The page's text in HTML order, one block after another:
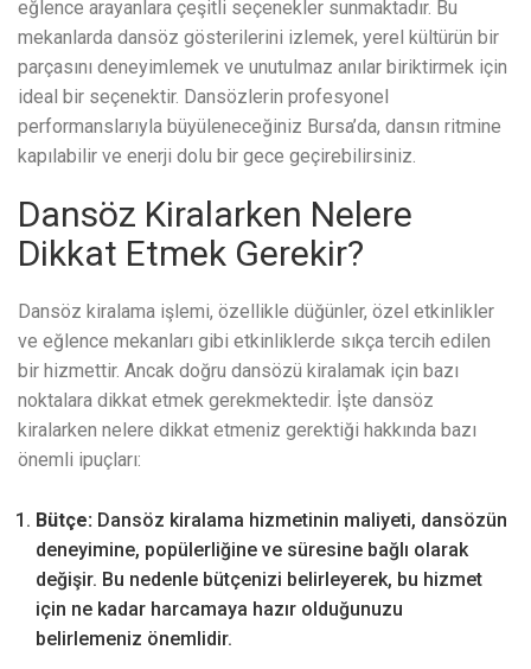
eğlence arayanlara çeşitli seçenekler sunmaktadır. Bu
mekanlarda dansöz gösterilerini izlemek, yerel kültürün bir
parçasını deneyimlemek ve unutulmaz anılar biriktirmek için
ideal bir seçenektir. Dansözlerin profesyonel
performanslarıyla büyüleneceğiniz Bursa’da, dansın ritmine
kapılabilir ve enerji dolu bir gece geçirebilirsiniz.
Dansöz Kiralarken Nelere
Dikkat Etmek Gerekir?
Dansöz kiralama işlemi, özellikle düğünler, özel etkinlikler
ve eğlence mekanları gibi etkinliklerde sıkça tercih edilen
bir hizmettir. Ancak doğru dansözü kiralamak için bazı
noktalara dikkat etmek gerekmektedir. İşte dansöz
kiralarken nelere dikkat etmeniz gerektiği hakkında bazı
önemli ipuçları:
Bütçe: Dansöz kiralama hizmetinin maliyeti, dansözün
deneyimine, popülerliğine ve süresine bağlı olarak
değişir. Bu nedenle bütçenizi belirleyerek, bu hizmet
için ne kadar harcamaya hazır olduğunuzu
belirlemeniz önemlidir.